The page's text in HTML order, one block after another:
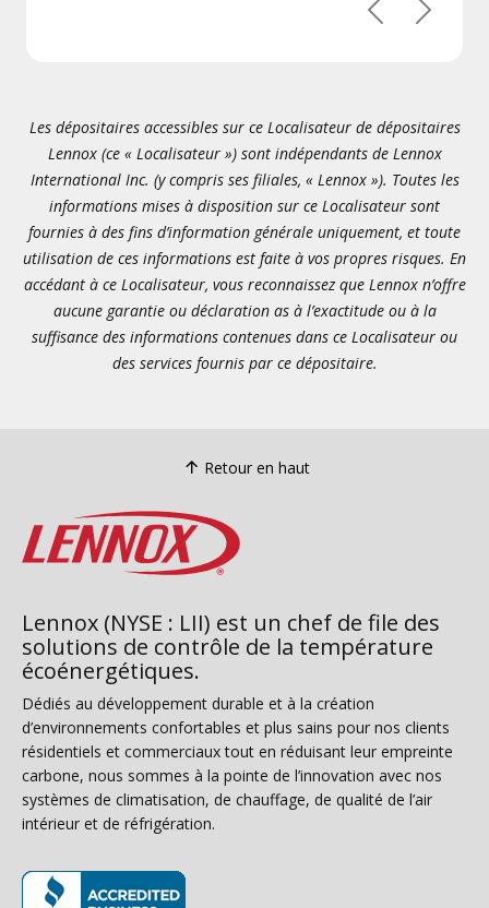
PrécédentSuivant
Les dépositaires accessibles sur ce Localisateur de dépositaires
Lennox (ce « Localisateur ») sont indépendants de Lennox
International Inc. (y compris ses filiales, « Lennox »). Toutes les
informations mises à disposition sur ce Localisateur sont
fournies à des fins d’information générale uniquement, et toute
utilisation de ces informations est faite à vos propres risques. En
accédant à ce Localisateur, vous reconnaissez que Lennox n’offre
aucune garantie ou déclaration as à l’exactitude ou à la
suffisance des informations contenues dans ce Localisateur ou
des services fournis par ce dépositaire.
Retour en haut
Lennox (NYSE : LII) est un chef de file des
solutions de contrôle de la température
écoénergétiques.
Dédiés au développement durable et à la création
d’environnements confortables et plus sains pour nos clients
résidentiels et commerciaux tout en réduisant leur empreinte
carbone, nous sommes à la pointe de l’innovation avec nos
systèmes de climatisation, de chauffage, de qualité de l’air
intérieur et de réfrigération.